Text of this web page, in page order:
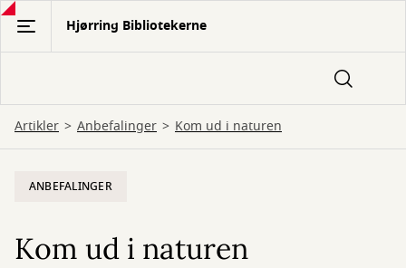
Gå
hovedindhold
Hjørring Bibliotekerne
Artikler Anbefalinger Kom ud i naturen
ANBEFALINGER
Kom ud i naturen